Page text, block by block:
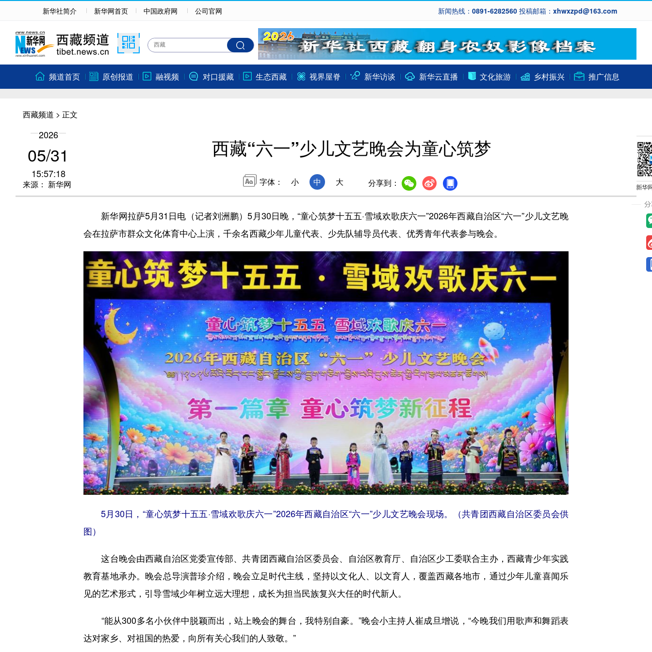
新华社简介 新华网首页 中国政府网 公司官网 新闻热线：0891-6282560 投稿邮箱：xhwxzpd@163.com
频道首页 原创报道 融视频 对口援藏 生态西藏 视界屋脊 新华访谈 新华云直播 文化旅游 乡村振兴 推广信息
西藏频道 > 正文
2026
05/31
15:57:18
来源： 新华网
西藏“六一”少儿文艺晚会为童心筑梦
字体： 小 中 大 分享到：
新华网拉萨5月31日电（记者刘洲鹏）5月30日晚，“童心筑梦十五五·雪域欢歌庆六一”2026年西藏自治区“六一”少儿文艺晚
会在拉萨市群众文化体育中心上演，千余名西藏少年儿童代表、少先队辅导员代表、优秀青年代表参与晚会。
5月30日，“童心筑梦十五五·雪域欢歌庆六一”2026年西藏自治区“六一”少儿文艺晚会现场。（共青团西藏自治区委员会供
图）
这台晚会由西藏自治区党委宣传部、共青团西藏自治区委员会、自治区教育厅、自治区少工委联合主办，西藏青少年实践
教育基地承办。晚会总导演普珍介绍，晚会立足时代主线，坚持以文化人、以文育人，覆盖西藏各地市，通过少年儿童喜闻乐
见的艺术形式，引导雪域少年树立远大理想，成长为担当民族复兴大任的时代新人。
“能从300多名小伙伴中脱颖而出，站上晚会的舞台，我特别自豪。”晚会小主持人崔成旦增说，“今晚我们用歌声和舞蹈表
达对家乡、对祖国的热爱，向所有关心我们的人致敬。”